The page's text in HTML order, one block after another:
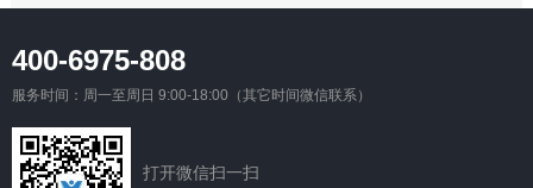
400-6975-808
服务时间：周一至周日 9:00-18:00（其它时间微信联系）
打开微信扫一扫